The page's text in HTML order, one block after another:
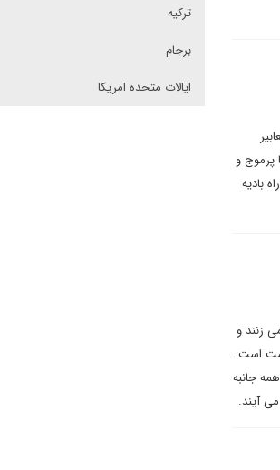
پرموج و
بادیه
زنند و
است.
جانبه
آیند.
ترکیه
برجام
ایالات متحده امریکا